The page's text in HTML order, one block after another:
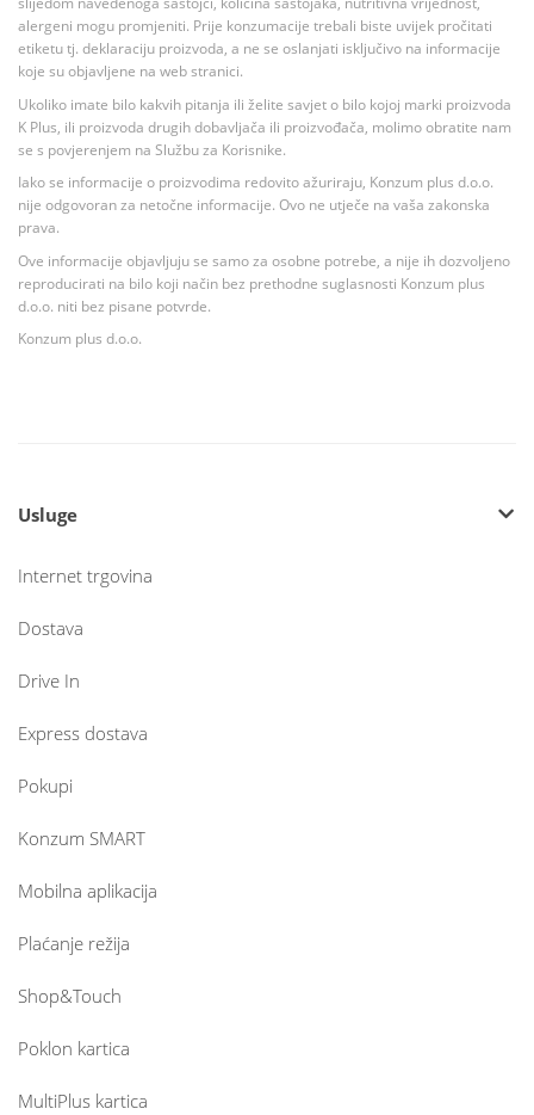
alergeni mogu promjeniti. Prije konzumacije trebali biste uvijek pročitati
etiketu tj. deklaraciju proizvoda, a ne se oslanjati isključivo na informacije
koje su objavljene na web stranici.
Ukoliko imate bilo kakvih pitanja ili želite savjet o bilo kojoj marki proizvoda
K Plus, ili proizvoda drugih dobavljača ili proizvođača, molimo obratite nam
se s povjerenjem na Službu za Korisnike.
Iako se informacije o proizvodima redovito ažuriraju, Konzum plus d.o.o.
nije odgovoran za netočne informacije. Ovo ne utječe na vaša zakonska
prava.
Ove informacije objavljuju se samo za osobne potrebe, a nije ih dozvoljeno
reproducirati na bilo koji način bez prethodne suglasnosti Konzum plus
d.o.o. niti bez pisane potvrde.
Konzum plus d.o.o.
Usluge
Internet trgovina
Dostava
Drive In
Express dostava
Pokupi
Konzum SMART
Mobilna aplikacija
Plaćanje režija
Shop&Touch
Poklon kartica
MultiPlus kartica